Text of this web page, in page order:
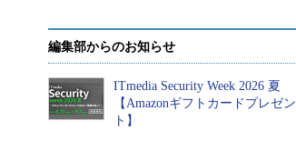
編集部からのお知らせ
ITmedia Security Week 2026 夏
【Amazonギフトカードプレゼン
ト】